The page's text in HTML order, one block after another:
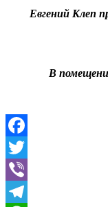
Евгений Клеп
В
Facebook
Twitter
Viber